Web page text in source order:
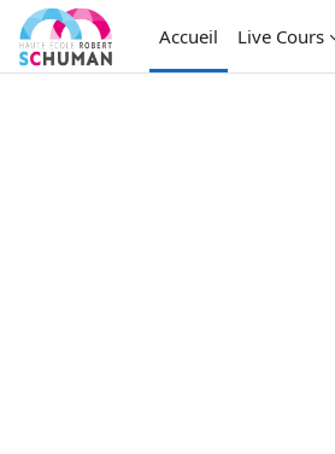
Passer au contenu principal
Accueil
Live Cours